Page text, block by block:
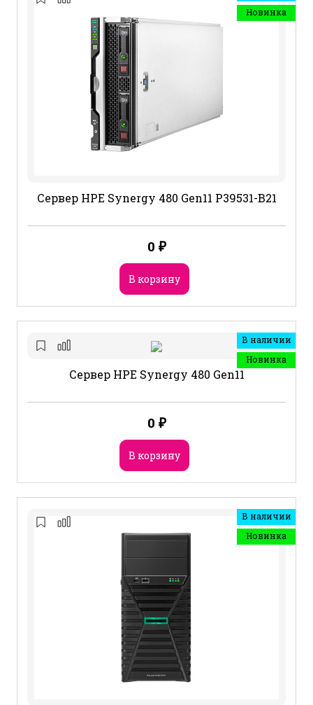
Новинка
Сервер HPE Synergy 480 Gen11 P39531-B21
0 ₽
В корзину
В наличии
Новинка
Сервер HPE Synergy 480 Gen11
0 ₽
В корзину
В наличии
Новинка